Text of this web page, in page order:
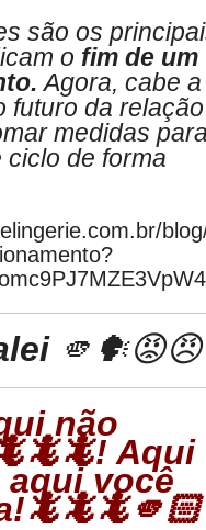
são os
o fim de um
Agora, cabe
futuro da
medidas para
de forma
não
Aqui
você